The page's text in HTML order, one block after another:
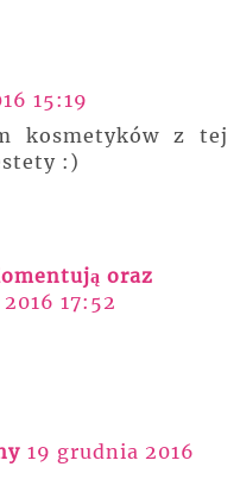
15:19
kosmetyków z tej
:)
oraz
17:52
19 grudnia 2016